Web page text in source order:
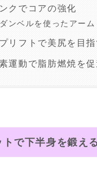
クでコアの強化
ダンベルを使ったアー
リフトで美尻を目指
運動で脂肪燃焼を促
トで下半身を鍛える